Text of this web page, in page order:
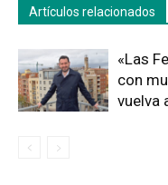
Artículos relacionados
«Las
con
vuelva